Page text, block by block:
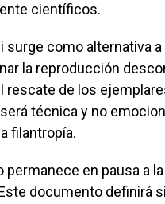
científicos.
surge como alternativa
la reproducción
rescate de los
técnica y no
filantropía.
en pausa a
documento definirá